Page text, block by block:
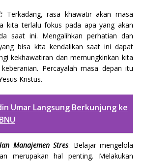
Terkadang, rasa khawatir akan masa
kita terlalu fokus pada apa yang akan
saat ini. Mengalihkan perhatian dan
bisa kita kendalikan saat ini dapat
kekhawatiran dan memungkinkan kita
Percayalah masa depan itu
Kristus.
Umar Langsung Berkunjung ke
Manajemen Stres: Belajar mengelola
merupakan hal penting. Melakukan